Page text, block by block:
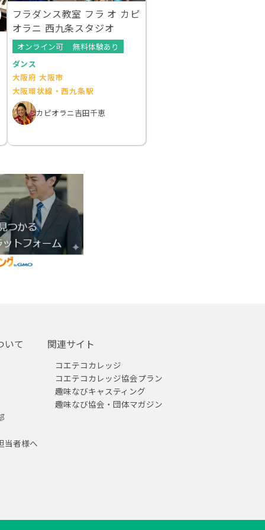
フラダンス教室 フラ オ カピ
オラニ 西九条スタジオ
オンライン可
無料体験あり
ダンス
大阪府 大阪市
大阪環状線・西九条駅
カピオラニ吉田千恵
いて
当者様へ
関連サイト
コエテコカレッジ
コエテコカレッジ協会プラン
趣味なびキャスティング
趣味なび協会・団体マガジン